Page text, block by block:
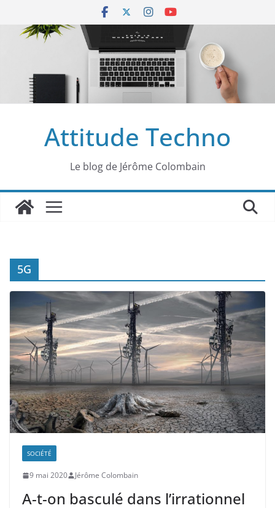
contenu
Attitude Techno
Le blog de Jérôme Colombain
5G
SOCIÉTÉ
9 mai 2020 Jérôme Colombain
A-t-on basculé dans l’irrationnel